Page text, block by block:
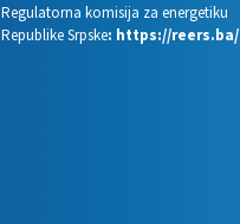
Regulatorna komisija za energetiku
Republike Srpske: https://reers.ba/